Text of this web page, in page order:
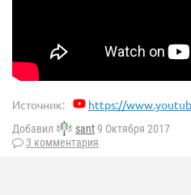
Источник: https://
Добавил sant9 Октября 2017
3 комментария